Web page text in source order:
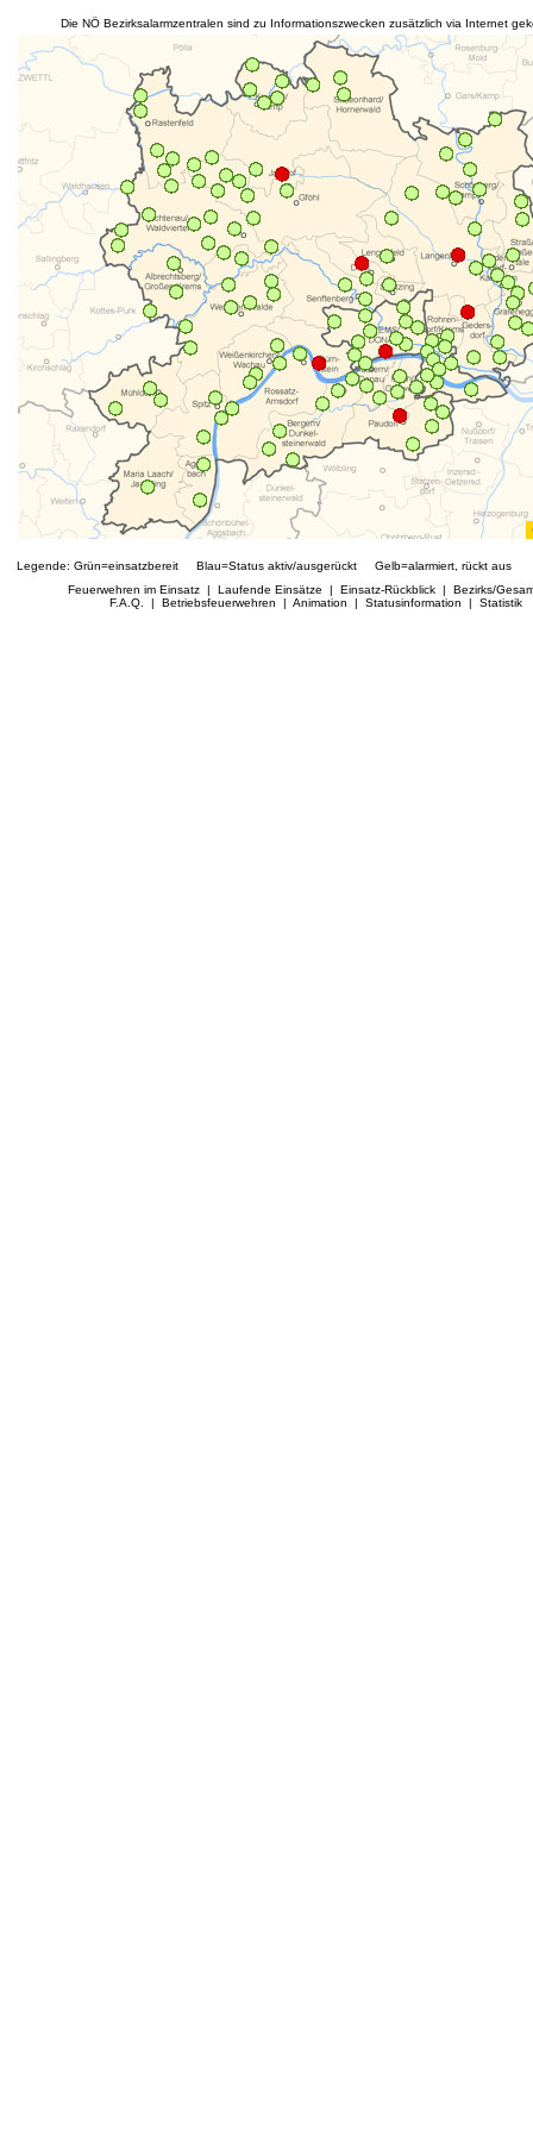
Die NÖ Bezirksalarmzentralen sind zu Informationszwecken zusätzlich via Internet
Legende: Grün=einsatzbereit Blau=Status aktiv/ausgerückt Gelb=alarmiert, rückt aus
Feuerwehren im Einsatz| Laufende Einsätze | Einsatz-Rückblick| Bezirks/
F.A.Q.
| Betriebsfeuerwehren | Animation | Statusinformation | Statistik